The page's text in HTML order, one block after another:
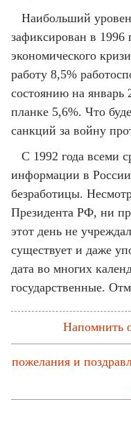
Наибольший
зафиксирован в 1996
экономического
работу 8,5%
состоянию на январь
планке 5,6%. Что
санкций за войну
С 1992 года всеми
информации в
безработицы.
Президента РФ, ни
этот день не
существует и даже
дата во многих
государственные.
Напомнить
пожелания и